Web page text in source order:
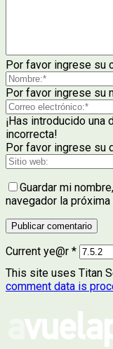
Por favor ingrese su
Por favor ingrese su
¡Has introducido
incorrecta!
Por favor ingrese su
Guardar mi
navegador la
Current ye@r *
This site uses Titan
comment data is